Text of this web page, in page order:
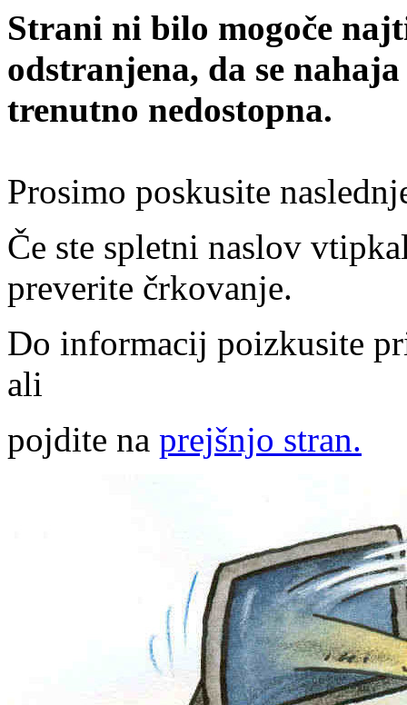
Strani ni bilo mogoče
odstranjena, da se
trenutno nedostopna.
Prosimo poskusite
Če ste spletni naslov
preverite črkovanje.
Do informacij poizkusite
ali
pojdite na prejšnjo stran.